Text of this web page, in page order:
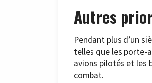
Autres
Pendant plus d’un
telles que les porte-
avions pilotés et les
combat.